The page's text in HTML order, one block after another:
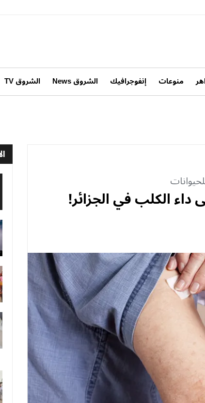
منوعات إنفوجرافيك الشروق News الشروق TV
داء الكلب في الجزائر!